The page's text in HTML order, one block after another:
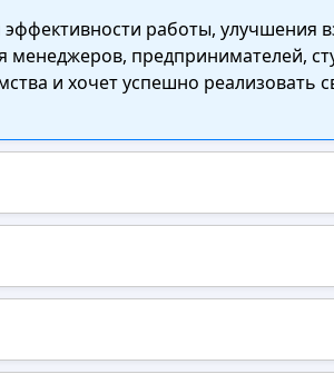
работы, улучшения
предпринимателей,
и хочет успешно реализовать